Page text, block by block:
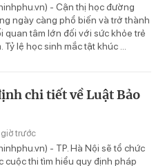
- Cận thị học đường
ngày càng phổ biến và trở thành
quan tâm lớn đối với sức khỏe trẻ
Tỷ lệ học sinh mắc tật khúc ...
chi tiết về Luật Bảo
trước
- TP. Hà Nội sẽ tổ chức
cuộc thi tìm hiểu quy định pháp